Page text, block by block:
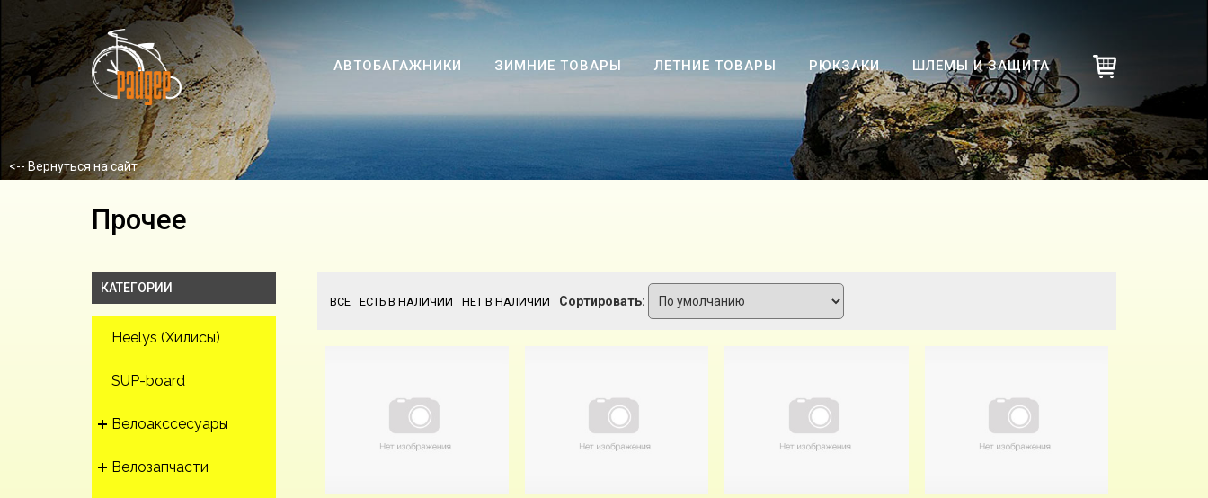
АВТОБАГАЖНИКИ ЗИМНИЕ ТОВАРЫ ЛЕТНИЕ ТОВАРЫ РЮКЗАКИ ШЛЕМЫ И ЗАЩИТА
<-- Вернуться на сайт
Прочее
КАТЕГОРИИ
Heelys (Хилисы)
SUP-board
Велоакссесуары
Велозапчасти
ВСЕ ЕСТЬ В НАЛИЧИИ НЕТ В НАЛИЧИИ Сортировать: